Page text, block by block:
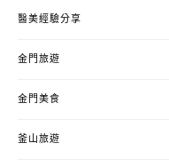
醫美經驗分享
金門旅遊
金門美食
釜山旅遊